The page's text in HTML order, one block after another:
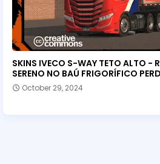
SKINS IVECO S-WAY TETO ALTO -
SERENO NO BAÚ FRIGORÍFICO
October 29, 2024